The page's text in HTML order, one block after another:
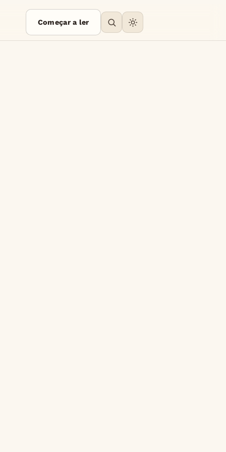
Começar a ler